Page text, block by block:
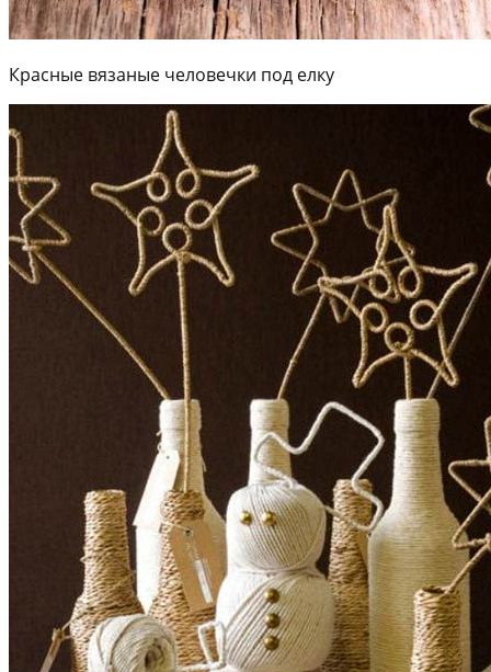
Красные вязаные человечки под елку